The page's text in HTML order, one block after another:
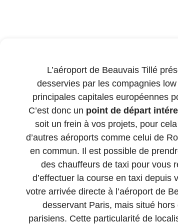
L’aéroport de Beauvais Tillé
desservies par les compagnies
principales capitales européennes
C’est donc un point de départ
soit un frein à vos projets, pour
d’autres aéroports comme celui de
en commun. Il est possible de
des chauffeurs de taxi pour vous
d’effectuer la course en taxi
votre arrivée directe à l’aéroport de
desservant Paris, mais situé
parisiens. Cette particularité de